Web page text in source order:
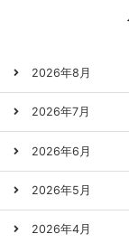
2026年8月
2026年7月
2026年6月
2026年5月
2026年4月